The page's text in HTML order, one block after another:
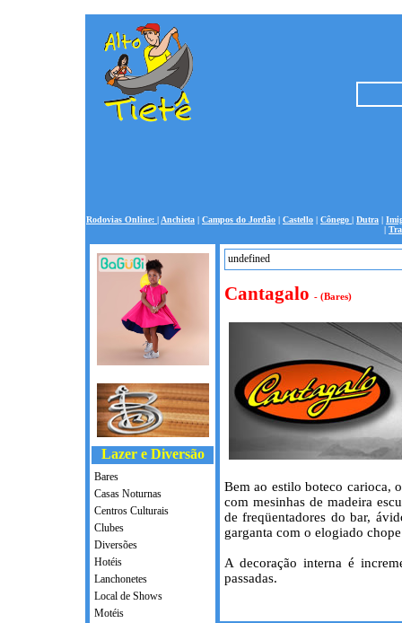
Rodovias Online: | Anchieta | Campos do Jordão | Castello | Cônego | Dutra |
|
Lazer e Diversão
Bares
Casas Noturnas
Centros Culturais
Clubes
Diversões
Hotéis
Lanchonetes
Local de Shows
Motéis
undefined
Cantagalo - (Bares)
Bem ao estilo boteco carioca,
com mesinhas de madeira
de freqüentadores do bar,
garganta com o elogiado
A decoração interna é
passadas.